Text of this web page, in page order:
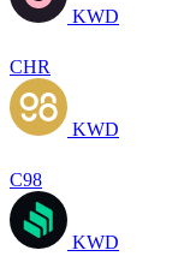
KWD
CHR
KWD
C98
KWD